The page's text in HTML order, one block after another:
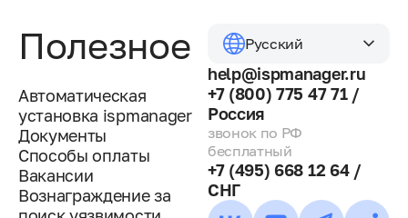
Полезное
Автоматическая
установка ispmanager
Документы
Способы оплаты
Вакансии
Вознаграждение за
Русский
help@ispmanager.ru
+7 (800) 775 47 71 /
Россия
звонок по РФ
бесплатный
+7 (495) 668 12 64 /
СНГ